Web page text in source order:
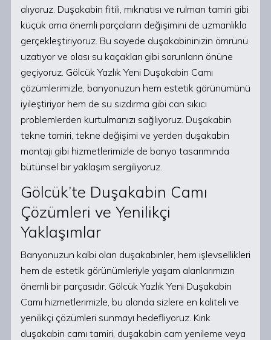
alıyoruz. Duşakabin fitili, mıknatısı ve rulman tamiri gibi
küçük ama önemli parçaların değişimini de uzmanlıkla
gerçekleştiriyoruz. Bu sayede duşakabininizin ömrünü
uzatıyor ve olası su kaçakları gibi sorunların önüne
geçiyoruz. Gölcük Yazlık Yeni Duşakabin Camı
çözümlerimizle, banyonuzun hem estetik görünümünü
iyileştiriyor hem de su sızdırma gibi can sıkıcı
problemlerden kurtulmanızı sağlıyoruz. Duşakabin
tekne tamiri, tekne değişimi ve yerden duşakabin
montajı gibi hizmetlerimizle de banyo tasarımında
bütünsel bir yaklaşım sergiliyoruz.
Gölcük’te Duşakabin Camı
Çözümleri ve Yenilikçi
Yaklaşımlar
Banyonuzun kalbi olan duşakabinler, hem işlevsellikleri
hem de estetik görünümleriyle yaşam alanlarımızın
önemli bir parçasıdır. Gölcük Yazlık Yeni Duşakabin
Camı hizmetlerimizle, bu alanda sizlere en kaliteli ve
yenilikçi çözümleri sunmayı hedefliyoruz. Kırık
duşakabin camı tamiri, duşakabin cam yenileme veya